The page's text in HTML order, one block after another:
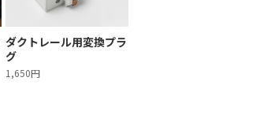
ダクトレール用変換プラ
グ
1,650円